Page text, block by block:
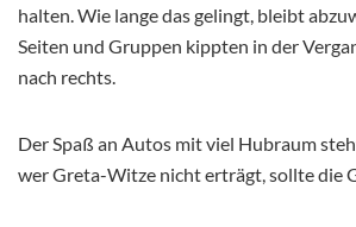
halten. Wie lange das gelingt, bleibt
Seiten und Gruppen kippten in der
nach rechts.
Der Spaß an Autos mit viel Hubraum
wer Greta-Witze nicht erträgt, sollte die